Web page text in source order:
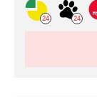
24 24